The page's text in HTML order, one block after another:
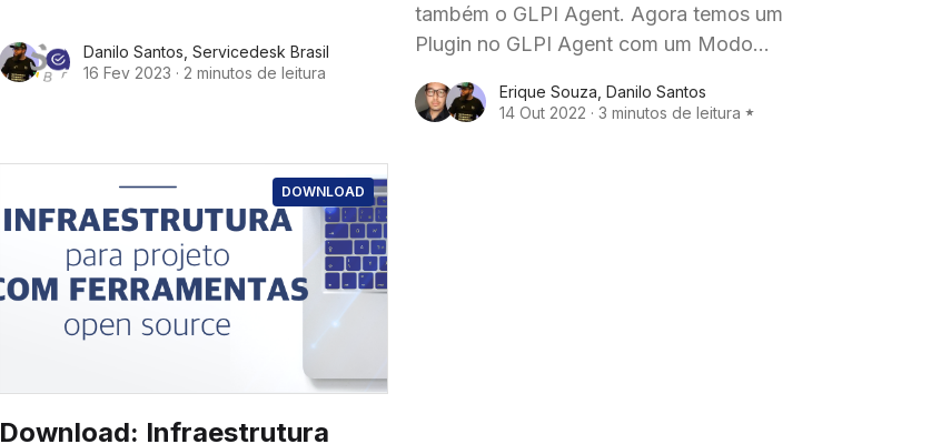
Danilo Santos Servicedesk Brasil
16 Fev 2023 · 2 minutos de leitura
também o GLPI Agent. Agora temos um
Plugin no GLPI Agent com um Modo
inventário de computadores para
Erique Souza ,Danilo Santos
14 Out 2022 · 3 minutos de leitura
DOWNLOAD
Download: Infraestrutura